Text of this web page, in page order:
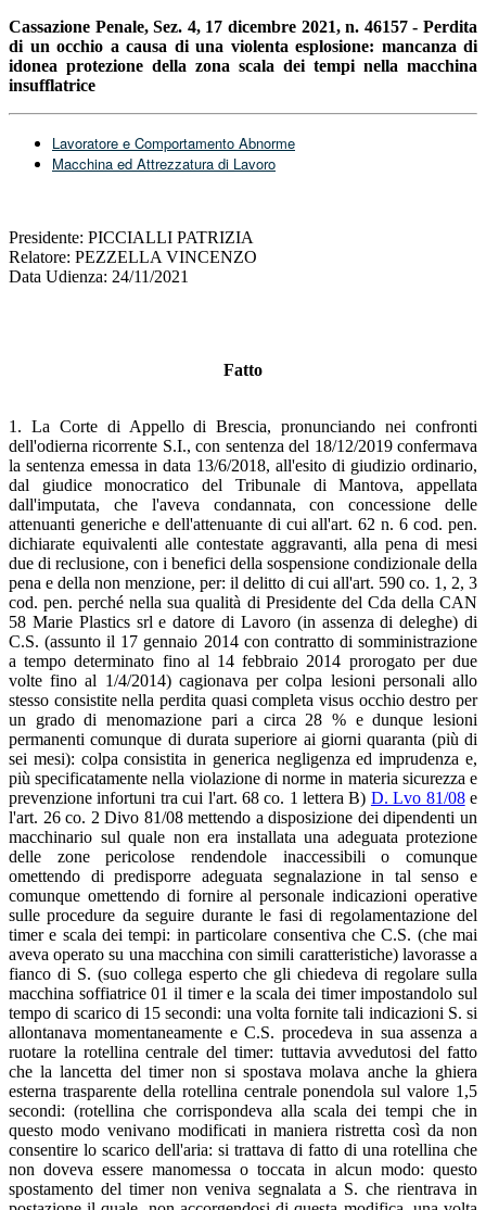
Cassazione Penale, Sez. 4, 17 dicembre 2021, n. 46157 - Perdita
di un occhio a causa di una violenta esplosione: mancanza di
idonea protezione della zona scala dei tempi nella macchina
insufflatrice
Lavoratore e Comportamento Abnorme
Macchina ed Attrezzatura di Lavoro
Presidente: PICCIALLI PATRIZIA
Relatore: PEZZELLA VINCENZO
Data Udienza: 24/11/2021
Fatto
1. La Corte di Appello di Brescia, pronunciando nei confronti
dell'odierna ricorrente S.I., con sentenza del 18/12/2019 confermava
la sentenza emessa in data 13/6/2018, all'esito di giudizio ordinario,
dal giudice monocratico del Tribunale di Mantova, appellata
dall'imputata, che l'aveva condannata, con concessione delle
attenuanti generiche e dell'attenuante di cui all'art. 62 n. 6 cod. pen.
dichiarate equivalenti alle contestate aggravanti, alla pena di mesi
due di reclusione, con i benefici della sospensione condizionale della
pena e della non menzione, per: il delitto di cui all'art. 590 co. 1, 2, 3
cod. pen. perché nella sua qualità di Presidente del Cda della CAN
58 Marie Plastics srl e datore di Lavoro (in assenza di deleghe) di
C.S. (assunto il 17 gennaio 2014 con contratto di somministrazione
a tempo determinato fino al 14 febbraio 2014 prorogato per due
volte fino al 1/4/2014) cagionava per colpa lesioni personali allo
stesso consistite nella perdita quasi completa visus occhio destro per
un grado di menomazione pari a circa 28 % e dunque lesioni
permanenti comunque di durata superiore ai giorni quaranta (più di
sei mesi): colpa consistita in generica negligenza ed imprudenza e,
più specificatamente nella violazione di norme in materia sicurezza e
prevenzione infortuni tra cui l'art. 68 co. 1 lettera B) D. Lvo 81/08e
l'art. 26 co. 2 Divo 81/08 mettendo a disposizione dei dipendenti un
macchinario sul quale non era installata una adeguata protezione
delle zone pericolose rendendole inaccessibili o comunque
omettendo di predisporre adeguata segnalazione in tal senso e
comunque omettendo di fornire al personale indicazioni operative
sulle procedure da seguire durante le fasi di regolamentazione del
timer e scala dei tempi: in particolare consentiva che C.S. (che mai
aveva operato su una macchina con simili caratteristiche) lavorasse a
fianco di S. (suo collega esperto che gli chiedeva di regolare sulla
macchina soffiatrice 01 il timer e la scala dei timer impostandolo sul
tempo di scarico di 15 secondi: una volta fornite tali indicazioni S. si
allontanava momentaneamente e C.S. procedeva in sua assenza a
ruotare la rotellina centrale del timer: tuttavia avvedutosi del fatto
che la lancetta del timer non si spostava molava anche la ghiera
esterna trasparente della rotellina centrale ponendola sul valore 1,5
secondi: (rotellina che corrispondeva alla scala dei tempi che in
questo modo venivano modificati in maniera ristretta così da non
consentire lo scarico dell'aria: si trattava di fatto di una rotellina che
non doveva essere manomessa o toccata in alcun modo: questo
spostamento del timer non veniva segnalata a S. che rientrava in